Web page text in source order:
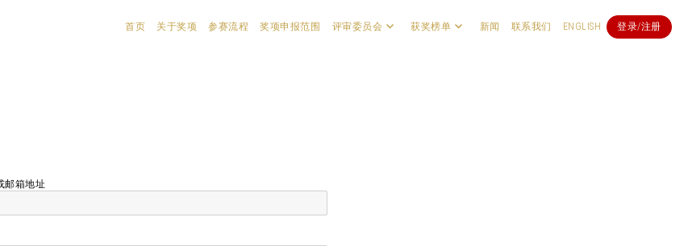
首页 关于奖项 参赛流程 奖项申报范围 评审委员会 获奖榜单 新闻 联系我们 ENGLISH 登录/注册
邮箱地址